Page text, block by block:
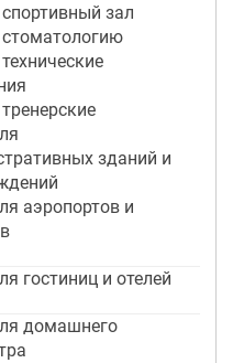
зал
зданий и
аэропортов и
гостиниц и отелей
домашнего